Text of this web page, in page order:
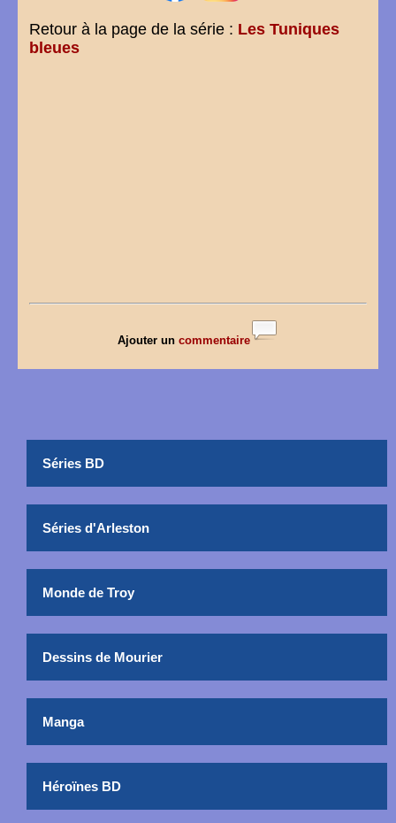
Retour à la page de la série : Les Tuniques
bleues
Ajouter un commentaire
Séries BD
Séries d'Arleston
Monde de Troy
Dessins de Mourier
Manga
Héroïnes BD